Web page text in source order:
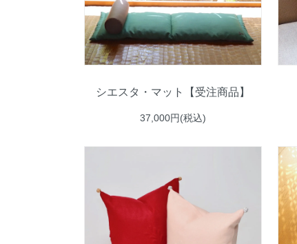
シエスタ・マット【受注商品】
37,000円(税込)